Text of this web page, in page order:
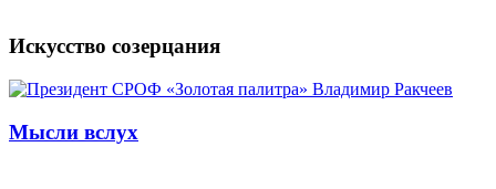
Искусство созерцания
Мысли вслух